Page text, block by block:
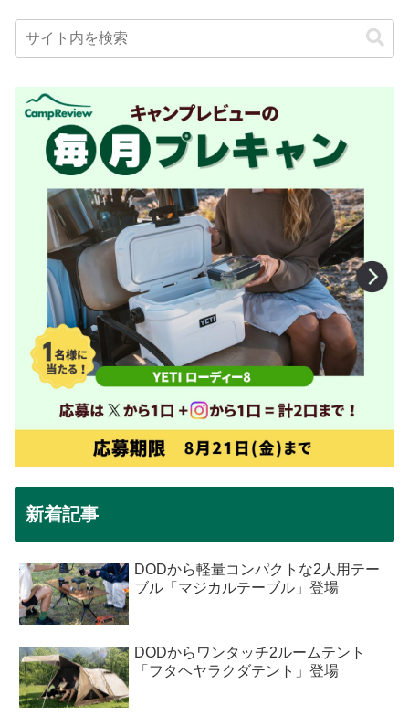
新着記事
DODから軽量コンパクトな2人用テー
ブル「マジカルテーブル」登場
DODからワンタッチ2ルームテント
「フタヘヤラクダテント」登場